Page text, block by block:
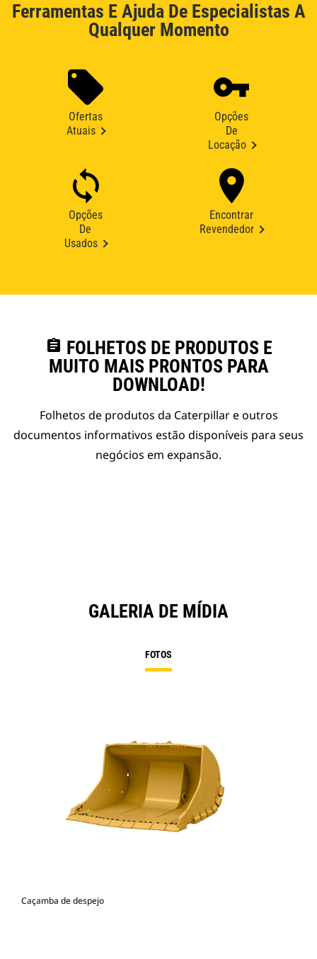
Ferramentas E Ajuda De Especialistas A
Qualquer Momento
Ofertas
Atuais
Opções
De
Locação
Opções
De
Usados
Encontrar
Revendedor
assignment FOLHETOS DE PRODUTOS E
MUITO MAIS PRONTOS PARA
DOWNLOAD!
Folhetos de produtos da Caterpillar e outros
documentos informativos estão disponíveis para seus
negócios em expansão.
GALERIA DE MÍDIA
FOTOS
Caçamba de despejo